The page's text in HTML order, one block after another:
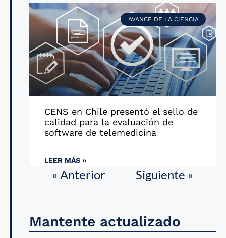
AVANCE DE LA CIENCIA
CENS en Chile presentó el sello de
calidad para la evaluación de
software de telemedicina
LEER MÁS »
« Anterior Siguiente »
Mantente actualizado